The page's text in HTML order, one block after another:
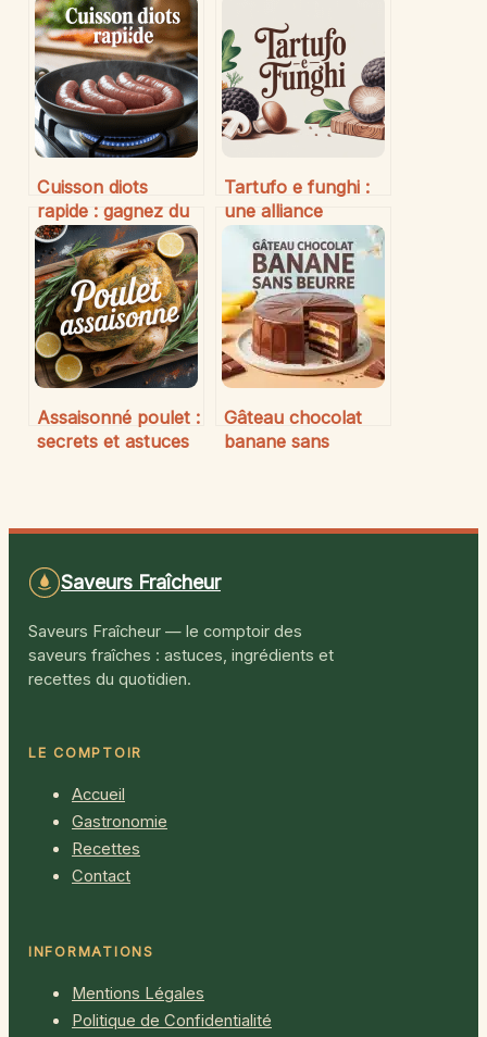
Cuisson diots
rapide : gagnez du
temps pour
savourer ces
saucisses
savoyardes
Tartufo e funghi :
une alliance
gourmande et
raffinée en cuisine
Assaisonné poulet :
secrets et astuces
Gâteau chocolat
banane sans
matières grasses
Saveurs Fraîcheur
Saveurs Fraîcheur — le comptoir des
saveurs fraîches : astuces, ingrédients et
recettes du quotidien.
LE COMPTOIR
Accueil
Gastronomie
Recettes
Contact
INFORMATIONS
Mentions Légales
Politique de Confidentialité